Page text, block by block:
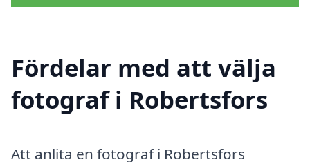
Fördelar med att välja
fotograf i Robertsfors
Att anlita en fotograf i Robertsfors